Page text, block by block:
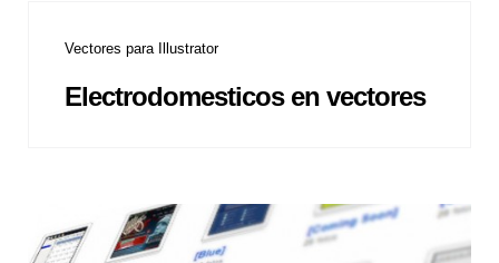
Vectores para Illustrator
Electrodomesticos en vectores